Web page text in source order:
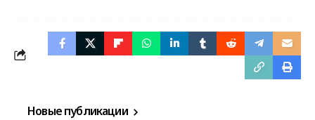
Новые публикации